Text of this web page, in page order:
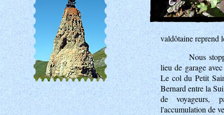
valdôtaine reprend
Nous
lieu de garage
Le col du Petit
Bernard entre la
de voyageurs,
l'accumulation de